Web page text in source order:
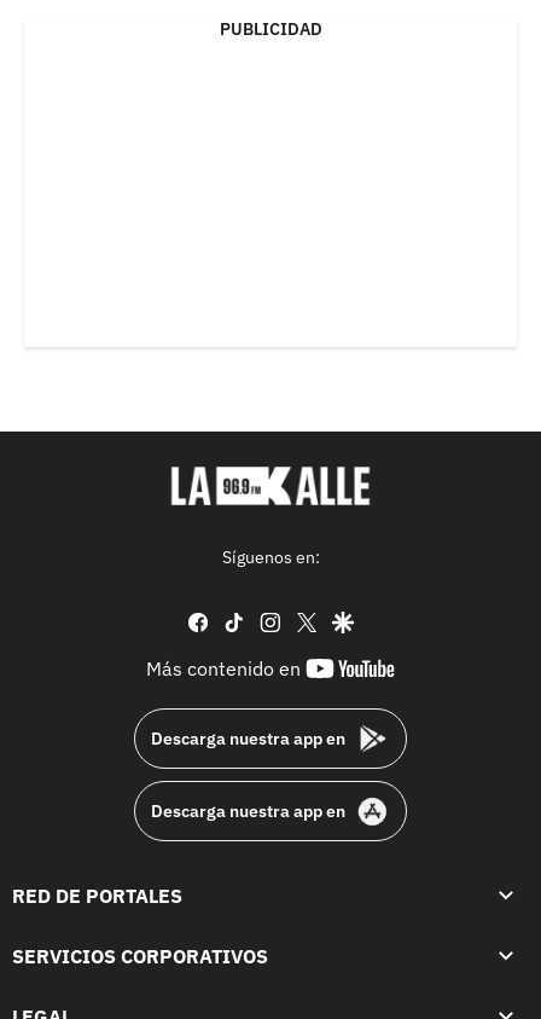
PUBLICIDAD
Síguenos en:
facebook
tiktok instagram
twittergoogle
Más contenido en
youtube-
Descarga nuestra app en
Descarga nuestra app en
RED DE PORTALES
SERVICIOS CORPORATIVOS